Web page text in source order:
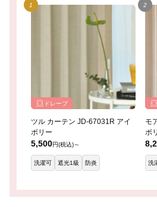
ドレープ
ツル カーテン JD-67031R アイ
ボリー
5,500円(税込)～
洗濯可 遮光1級 防炎
モ
ボ
洗